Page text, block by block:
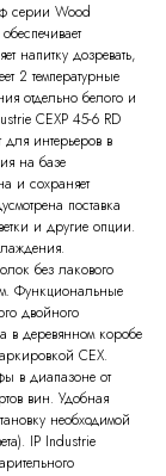
серии Wood
напитку дозревать,
2 температурные
отдельно белого и
CEXP 45-6 RD
интерьеров в
на базе
и сохраняет
поставка
и другие опции.
без лакового
Функциональные
двойного
в деревянном коробе
CEX.
в диапазоне от
вин. Удобная
необходимой
IP Industrie